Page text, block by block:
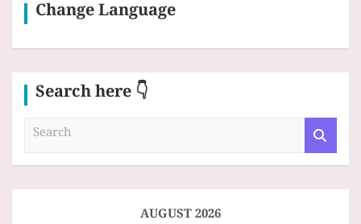
Change Language
Search here 👇
a
AUGUST 2026